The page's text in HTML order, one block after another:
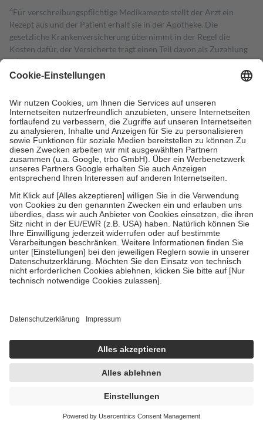
4Für verschreibungspflichtige Medikamente stellt der Arzt ein
Rezept aus und der Patient erhält sie in der Apotheke. Die
gesetzliche Krankenversicherung übernimmt in der Regel die
Kosten dafür, der Versicherte trägt einen Teil davon als Zuzahlung
mit.
Grundsätzlich leisten Mitglieder Zuzahlungen in Höhe von zehn
höchstens zehn Euro.
Es sind jedoch nie mehr als die tatsächlichen
Kosten der Leistung zu entrichten.
Diese Regeln gelten grundsätzlich auch für Online-Apotheken.
Bei Heilmitteln und häuslicher Krankenpflege beträgt die
Zuzahlung zehn Prozent der Kosten sowie zehn Euro je
Verordnung.
Um das Engagement der Versicherten für ihre eigene Gesundheit zu
stärken und die besondere Stellung der Familie zu unterstützen,
fallenkeine Zuzahlungenan bei:
• Kindern und Jugendlichen bis zum vollendeten 18. Lebensjahr
mit Ausnahme der Fahrkosten
• Untersuchungen zur Vorsorge und Früherkennung, die von der
GKV getragen werden
• empfohlenen Schutzimpfungen
• Harn- und Blutteststreifen
getroffen, um sicherzustellen, dass es sich um echte Bewertungen
https://help.etrusted.com/hc/de/articles/4419944605341
Einige Bilder und Inhalte wurden unter Zuhilfenahme künstlicher